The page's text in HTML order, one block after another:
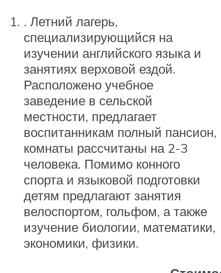
. Летний лагерь,
специализирующийся на
изучении английского языка и
занятиях верховой ездой.
Расположено учебное
заведение в сельской
местности, предлагает
воспитанникам полный пансион,
комнаты рассчитаны на 2-3
человека. Помимо конного
спорта и языковой подготовки
детям предлагают занятия
велоспортом, гольфом, а также
изучение биологии, математики,
экономики, физики.